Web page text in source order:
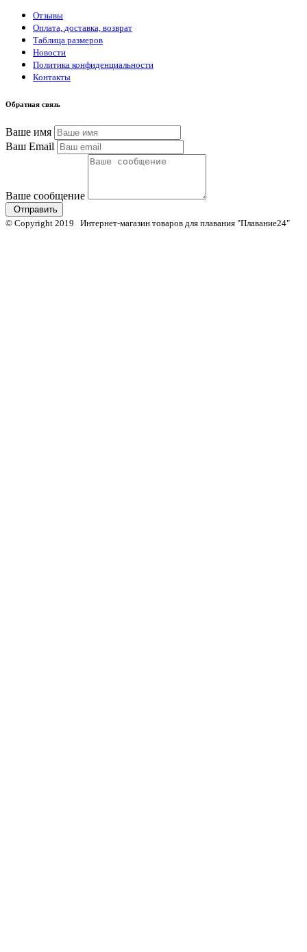
Отзывы
Оплата, доставка, возврат
Таблица размеров
Новости
Политика конфиденциальности
Контакты
Обратная связь
Ваше имя
Ваш Email
Ваше сообщение
Отправить
© Copyright 2019 Интернет-магазин товаров для плавания "Плавание24"